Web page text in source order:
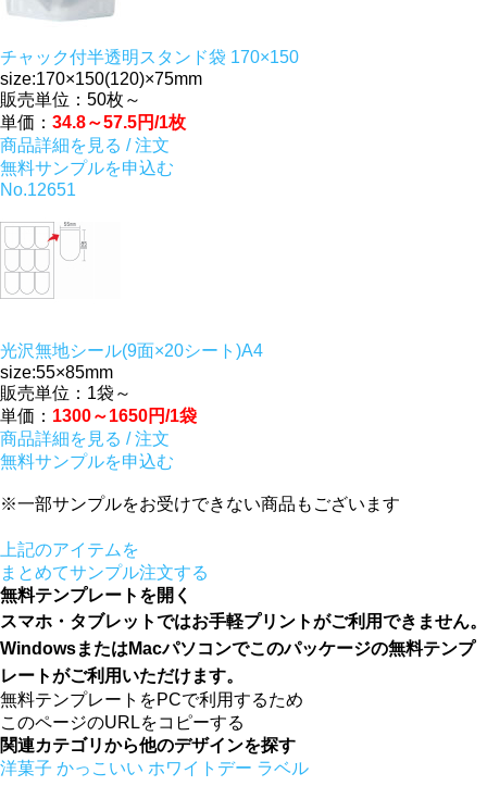
チャック付半透明スタンド袋 170×150
size:170×150(120)×75mm
販売単位：50枚～
単価： 34.8～57.5円/1枚
商品詳細を見る / 注文
無料サンプルを申込む
No.12651
光沢無地シール(9面×20シート)A4
size:55×85mm
販売単位：1袋～
単価： 1300～1650円/1袋
商品詳細を見る / 注文
無料サンプルを申込む
※一部サンプルをお受けできない商品もございます
上記のアイテムを
まとめてサンプル注文する
無料テンプレートを開く
スマホ・タブレットではお手軽プリントがご利用できません。
WindowsまたはMacパソコンでこのパッケージの無料テンプ
レートがご利用いただけます。
無料テンプレートをPCで利用するため
このページのURLをコピーする
関連カテゴリから他のデザインを探す
洋菓子 かっこいい ホワイトデー ラベル